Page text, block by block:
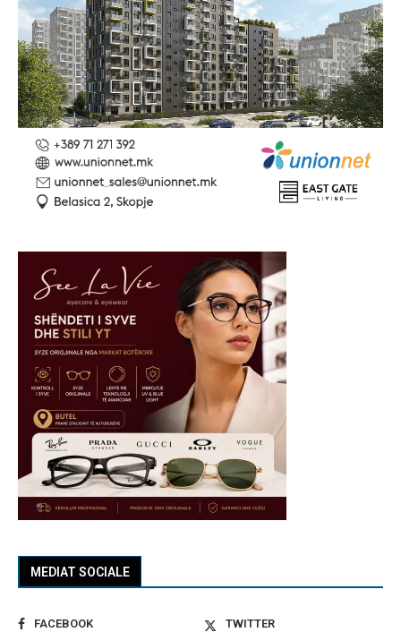
MEDIAT SOCIALE
FACEBOOK
TWITTER